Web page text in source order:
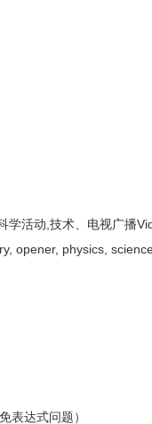
学活动,技术、电视广播
opener, physics,
表达式问题）